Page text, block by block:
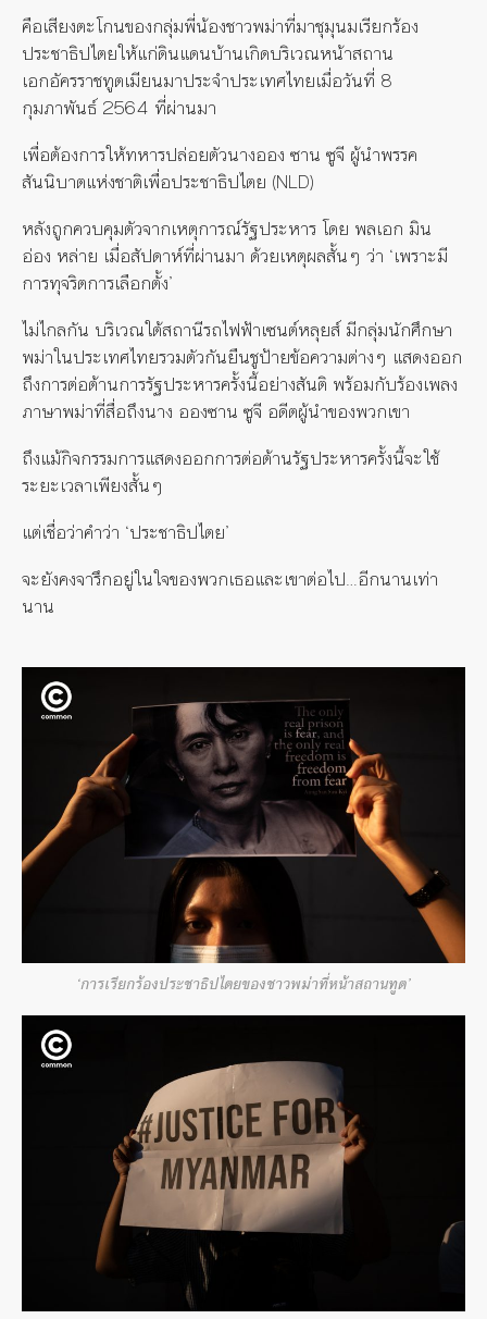
คือเสียงตะโกนของกลุ่มพี่น้องชาวพม่าที่มาชุมุนมเรียกร้อง
ประชาธิปไตยให้แก่ดินแดนบ้านเกิดบริเวณหน้าสถาน
เอกอัครราชทูตเมียนมาประจำประเทศไทยเมื่อวันที่ 8
กุมภาพันธ์ 2564 ที่ผ่านมา
เพื่อต้องการให้ทหารปล่อยตัวนางออง ซาน ซูจี ผู้นำพรรค
สันนิบาตแห่งชาติเพื่อประชาธิปไตย (NLD)
หลังถูกควบคุมตัวจากเหตุการณ์รัฐประหาร โดย พลเอก มิน
อ่อง หล่าย เมื่อสัปดาห์ที่ผ่านมา ด้วยเหตุผลสั้นๆ ว่า ‘เพราะมี
การทุจริตการเลือกตั้ง’
ไม่ไกลกัน บริเวณใต้สถานีรถไฟฟ้าเซนต์หลุยส์ มีกลุ่มนักศึกษา
พม่าในประเทศไทยรวมตัวกันยืนชูป้ายข้อความต่างๆ แสดงออก
ถึงการต่อต้านการรัฐประหารครั้งนี้อย่างสันติ พร้อมกับร้องเพลง
ภาษาพม่าที่สื่อถึงนาง อองซาน ซูจี อดีตผู้นำของพวกเขา
ถึงแม้กิจกรรมการแสดงออกการต่อต้านรัฐประหารครั้งนี้จะใช้
ระยะเวลาเพียงสั้นๆ
แต่เชื่อว่าคำว่า ‘ประชาธิปไตย’
จะยังคงจารึกอยู่ในใจของพวกเธอและเขาต่อไป…อีกนานเท่า
นาน
‘การเรียกร้องประชาธิปไตยของชาวพม่าที่หน้าสถานทูต’